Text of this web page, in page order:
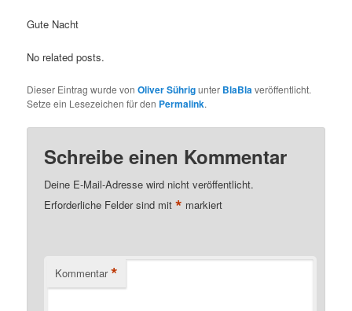
Gute Nacht
No related posts.
Dieser Eintrag wurde vonOliver Sührigunter BlaBla veröffentlicht.
Setze ein Lesezeichen für den Permalink.
Schreibe einen Kommentar
Deine E-Mail-Adresse wird nicht veröffentlicht.
Erforderliche Felder sind mit* markiert
Kommentar *